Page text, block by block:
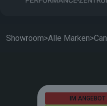
Showroom>Alle Marken>
IM ANGEBOT